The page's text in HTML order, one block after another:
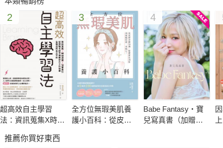
2
超高效自主學習
法：資訊蒐集X時間
資格考試準備到提
3
全方位無瑕美肌養
護小百科：從皮膚
4
Babe Fantasy‧寶
兒寫真書（加贈多
推薦你買好東西